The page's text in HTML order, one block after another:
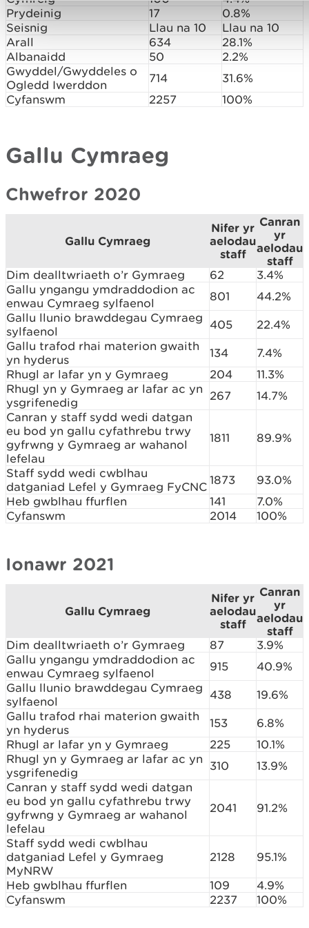
Prydeinig
17
0.8%
Seisnig
Llau na 10
Llau na 10
Arall
634
28.1%
Albanaidd
50
2.2%
Gwyddel/Gwyddeles o
Ogledd Iwerddon
714
31.6%
Cyfanswm
2257 100%
Gallu Cymraeg
Chwefror 2020
Gallu Cymraeg
Nifer yr
aelodau
staff
Canran
yr
aelodau
staff
Dim dealltwriaeth o’r Gymraeg 62
3.4%
Gallu yngangu ymdraddodion ac
enwau Cymraeg sylfaenol
801
44.2%
Gallu llunio brawddegau Cymraeg
sylfaenol
405
22.4%
Gallu trafod rhai materion gwaith
yn hyderus
134
7.4%
Rhugl ar lafar yn y Gymraeg
204
11.3%
Rhugl yn y Gymraeg ar lafar ac yn
ysgrifenedig
267
14.7%
Canran y staff sydd wedi datgan
eu bod yn gallu cyfathrebu trwy
gyfrwng y Gymraeg ar wahanol
lefelau
1811 89.9%
Staff sydd wedi cwblhau
datganiad Lefel y Gymraeg FyCNC 1873
93.0%
Heb gwblhau ffurflen
141
7.0%
Cyfanswm
2014 100%
Ionawr 2021
Gallu Cymraeg
Nifer yr
aelodau
staff
Canran
yr
aelodau
staff
Dim dealltwriaeth o’r Gymraeg 87
3.9%
Gallu yngangu ymdraddodion ac
enwau Cymraeg sylfaenol
915
40.9%
Gallu llunio brawddegau Cymraeg
sylfaenol
438
19.6%
Gallu trafod rhai materion gwaith
yn hyderus
153
6.8%
Rhugl ar lafar yn y Gymraeg
225
10.1%
Rhugl yn y Gymraeg ar lafar ac yn
ysgrifenedig
310
13.9%
Canran y staff sydd wedi datgan
eu bod yn gallu cyfathrebu trwy
gyfrwng y Gymraeg ar wahanol
lefelau
2041 91.2%
Staff sydd wedi cwblhau
datganiad Lefel y Gymraeg
MyNRW
2128 95.1%
Heb gwblhau ffurflen 109
4.9%
Cyfanswm
2237 100%